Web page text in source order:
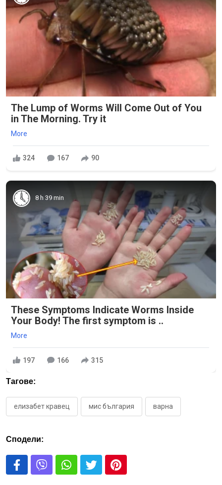
The Lump of Worms Will Come Out of You
in The Morning. Try it
More
324 167 90
8 h 39 min
These Symptoms Indicate Worms Inside
Your Body! The first symptom is ..
More
197 166 315
Тагове:
елизабет кравец мис българия варна
Сподели: